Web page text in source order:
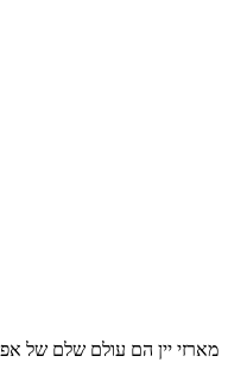
מארזי יין הם עולם שלם של